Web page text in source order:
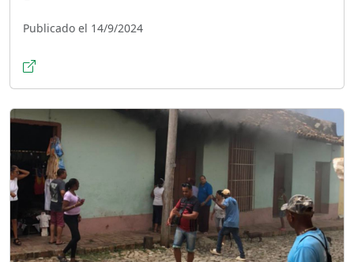
Publicado el 14/9/2024